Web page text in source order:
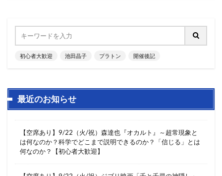
初心者大歓迎 池田晶子 プラトン 開催後記
最近のお知らせ
【空席あり】9/22（火/祝）森達也『オカルト』～超常現象と
は何なのか？科学でどこまで説明できるのか？「信じる」とは
何なのか？【初心者大歓迎】